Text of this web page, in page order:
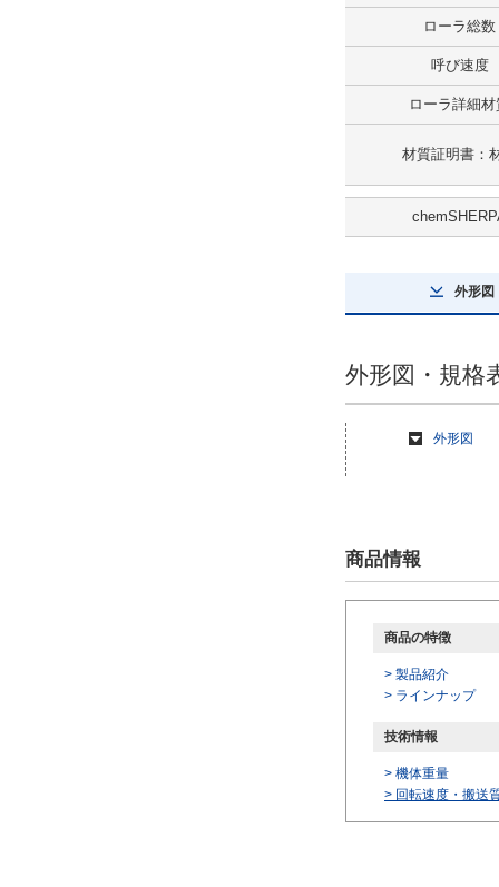
ローラ総数
呼び速度
ローラ詳細材
材質証明書：
外形図
外形図・規格
外形図
商品情報
商品の特徴
> 製品紹介
> ラインナップ
技術情報
> 機体重量
> 回転速度・搬送